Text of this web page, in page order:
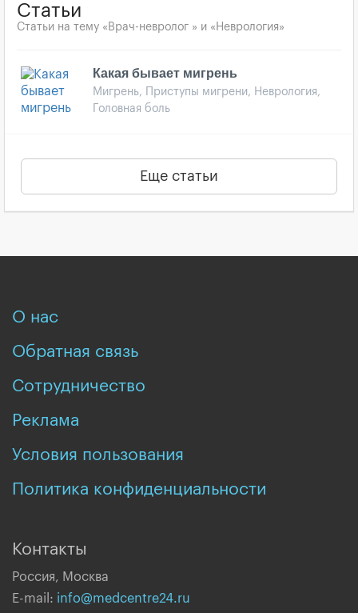
Статьи
Статьи на тему «Врач-невролог » и «Неврология»
Какая бывает мигрень
Мигрень, Приступы мигрени, Неврология,
Головная боль
Еще статьи
О нас
Обратная связь
Сотрудничество
Реклама
Условия пользования
Политика конфиденциальности
Контакты
Россия, Москва
E-mail: info@medcentre24.ru